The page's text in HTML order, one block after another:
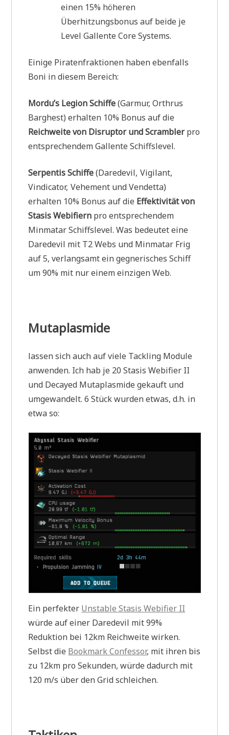
einen 15% höheren
Überhitzungsbonus auf beide je
Level Gallente Core Systems.
Einige Piratenfraktionen haben ebenfalls
Boni in diesem Bereich:
Mordu’s Legion Schiffe(Garmur, Orthrus
Barghest) erhalten 10% Bonus auf die
Reichweite von Disruptor und Scramblerpro
entsprechendem Gallente Schiffslevel.
Serpentis Schiffe(Daredevil, Vigilant,
Vindicator, Vehement und Vendetta)
erhalten 10% Bonus auf die Effektivität von
Stasis Webifiern pro entsprechendem
Minmatar Schiffslevel. Was bedeutet eine
Daredevil mit T2 Webs und Minmatar Frig
auf 5, verlangsamt ein gegnerisches Schiff
um 90% mit nur einem einzigen Web.
Mutaplasmide
lassen sich auch auf viele Tackling Module
anwenden. Ich hab je 20 Stasis Webifier II
und Decayed Mutaplasmide gekauft und
umgewandelt. 6 Stück wurden etwas, d.h. in
etwa so:
Ein perfekter Unstable Stasis Webifier II
würde auf einer Daredevil mit 99%
Reduktion bei 12km Reichweite wirken.
Selbst die Bookmark Confessor, mit ihren bis
zu 12km pro Sekunden, würde dadurch mit
120 m/s über den Grid schleichen.